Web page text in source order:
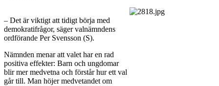
– Det är viktigt att tidigt börja med
demokratifrågor, säger valnämndens
ordförande Per Svensson (S).
Nämnden menar att valet har en rad
positiva effekter: Barn och ungdomar
blir mer medvetna och förstår hur ett val
går till. Man höjer medvetandet om